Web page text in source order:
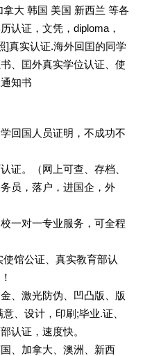
大 韩国 美国 新西兰 等各
认证，文凭，diploma，
]真实认证.海外回囯的同学
、囯外真实学位认证、使
知书
回国人员证明，不成功不
证。（网上可查、存档、
员，落户，进国企，外
一对一专业服务，可全程
馆公证、真实教育部认
、激光防伪、凹凸版、版
、设计，印刷;毕业.证、
认证，速度快。
、加拿大、澳洲、新西